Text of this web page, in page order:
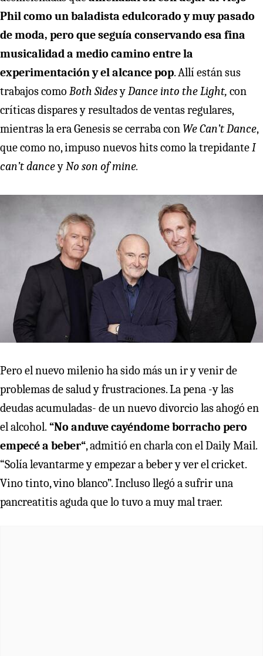
Phil como un baladista edulcorado y muy pasado
de moda, pero que seguía conservando esa fina
musicalidad a medio camino entre la
experimentación y el alcance pop. Allí están sus
trabajos como Both SidesyDance into the Light, con
críticas dispares y resultados de ventas regulares,
mientras la era Genesis se cerraba con We Can’t Dance,
que como no, impuso nuevos hits como la trepidanteI
can’t danceyNo son of mine.
Pero el nuevo milenio ha sido más un ir y venir de
problemas de salud y frustraciones. La pena -y las
deudas acumuladas- de un nuevo divorcio las ahogó en
el alcohol. “No anduve cayéndome borracho pero
empecé a beber“, admitió en charla con el Daily Mail.
“Solía levantarme y empezar a beber y ver el cricket.
Vino tinto, vino blanco”. Incluso llegó a sufrir una
pancreatitis aguda que lo tuvo a muy mal traer.